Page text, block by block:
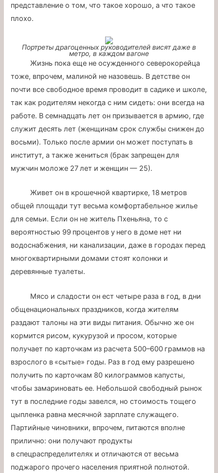
представление о том, что такое хорошо, а что такое
плохо.
Портреты драгоценных руководителей висят даже в
метро, в каждом вагоне
Жизнь пока еще не осужденного северокорейца
тоже, впрочем, малиной не назовешь. В детстве он
почти все свободное время проводит в садике и школе,
так как родителям некогда с ним сидеть: они всегда на
работе. В семнадцать лет он призывается в армию, где
служит десять лет (женщинам срок службы снижен до
восьми). Только после армии он может поступать в
институт, а также жениться (брак запрещен для
мужчин моложе 27 лет и женщин — 25).
Живет он в крошечной квартирке, 18 метров
общей площади тут весьма комфортабельное жилье
для семьи. Если он не житель Пхеньяна, то с
вероятностью 99 процентов у него в доме нет ни
водоснабжения, ни канализации, даже в городах перед
многоквартирными домами стоят колонки и
деревянные туалеты.
Мясо и сладости он ест четыре раза в год, в дни
общенациональных праздников, когда жителям
раздают талоны на эти виды питания. Обычно же он
кормится рисом, кукурузой и просом, которые
получает по карточкам из расчета 500–600 граммов на
взрослого в «сытые» годы. Раз в год ему разрешено
получить по карточкам 80 килограммов капусты,
чтобы замариновать ее. Небольшой свободный рынок
тут в последние годы завелся, но стоимость тощего
цыпленка равна месячной зарплате служащего.
Партийные чиновники, впрочем, питаются вполне
прилично: они получают продукты
в спецраспределителях и отличаются от весьма
поджарого прочего населения приятной полнотой.